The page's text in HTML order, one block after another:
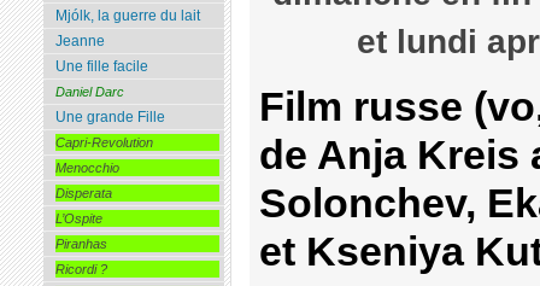
et lundi
Film russe
de Anja Kreis
Solonchev,
et Kseniya
Mjólk, la guerre du lait
Jeanne
Une fille facile
Daniel Darc
Une grande Fille
Capri-Revolution
Menocchio
Disperata
L’Ospite
Piranhas
Ricordi ?